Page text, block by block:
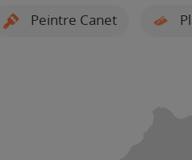
Peintre Canet